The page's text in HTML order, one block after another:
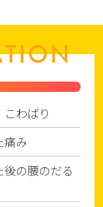
わばり
痛み
の腰のだる